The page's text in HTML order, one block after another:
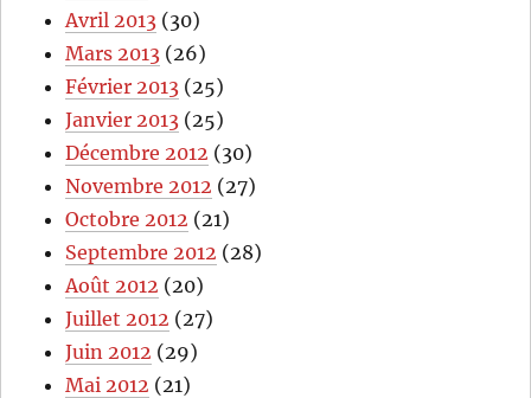
Avril 2013 (30)
Mars 2013 (26)
Février 2013 (25)
Janvier 2013 (25)
Décembre 2012 (30)
Novembre 2012 (27)
Octobre 2012 (21)
Septembre 2012 (28)
Août 2012 (20)
Juillet 2012 (27)
Juin 2012 (29)
Mai 2012 (21)